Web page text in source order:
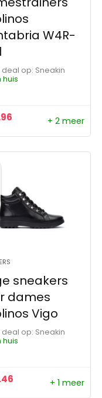
W4R-
deal op:
Sneakin
huis
+ 2 meer
sneakers
dames
Vigo
deal op:
Sneakin
huis
+ 1 meer